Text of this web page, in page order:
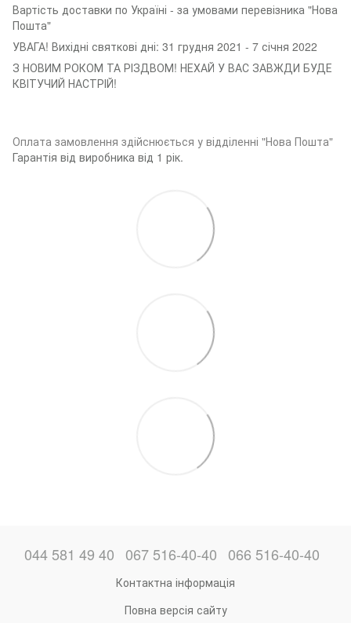
Вартість доставки по Україні - за умовами перевізника "Нова
Пошта"
УВАГА! Вихідні святкові дні: 31 грудня 2021 - 7 січня 2022
З НОВИМ РОКОМ ТА РІЗДВОМ! НЕХАЙ У ВАС ЗАВЖДИ БУДЕ
КВІТУЧИЙ НАСТРІЙ!
Оплата замовлення здійснюється у відділенні "Нова Пошта"
Гарантія від виробника від 1 рік.
044 581 49 40 067 516-40-40 066 516-40-40
Контактна інформація
Повна версія сайту